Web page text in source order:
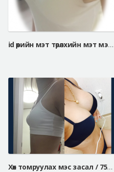
id өөрийн мэт төрөлхийн мэт мэдрэмж: Белла Жел Майкро 75A=>75fullB
Хөх томруулах мэс засал / 75А-75С